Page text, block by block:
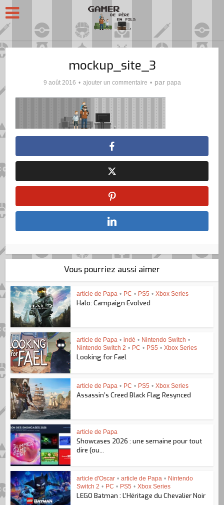
mockup_site_3
9 août 2016 ajouter un commentaire par papa
Vous pourriez aussi aimer
article de Papa • PC • PS5 • Xbox Series
Halo: Campaign Evolved
article de Papa • indé • Nintendo Switch •
Nintendo Switch 2 • PC • PS5 • Xbox Series
Looking for Fael
article de Papa • PC • PS5 • Xbox Series
Assassin’s Creed Black Flag Resynced
article de Papa
Showcases 2026 : une semaine pour tout
dire (ou...
article d'Oscar • article de Papa • Nintendo
Switch 2 • PC • PS5 • Xbox Series
LEGO Batman : L’Héritage du Chevalier Noir